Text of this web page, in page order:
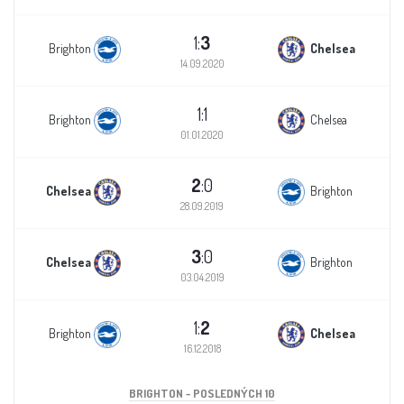
Brighton 1:3
14.09.2020
Chelsea
Brighton 1:1
01.01.2020
Chelsea
Chelsea 2:0
28.09.2019
Brighton
Chelsea 3:0
03.04.2019
Brighton
Brighton 1:2
16.12.2018
Chelsea
BRIGHTON - POSLEDNÝCH 10